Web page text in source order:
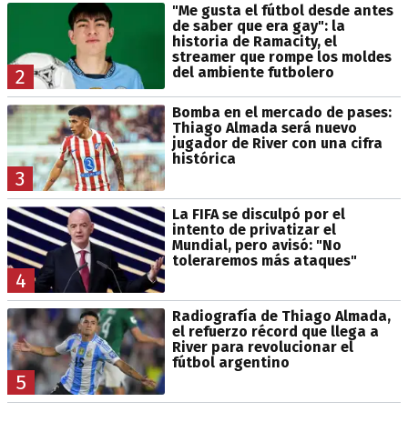
2
"Me gusta el fútbol desde antes
de saber que era gay": la
historia de Ramacity, el
streamer que rompe los moldes
del ambiente futbolero
3
Bomba en el mercado de pases:
Thiago Almada será nuevo
jugador de River con una cifra
histórica
4
La FIFA se disculpó por el
intento de privatizar el
Mundial, pero avisó: "No
toleraremos más ataques"
5
Radiografía de Thiago Almada,
el refuerzo récord que llega a
River para revolucionar el
fútbol argentino